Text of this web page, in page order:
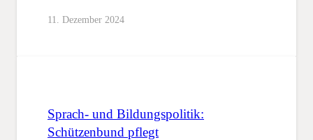
11. Dezember 2024
Sprach- und Bildungspolitik:
Schützenbund pflegt